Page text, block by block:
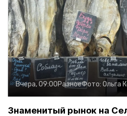
Вчера, 09:00РазноеФото: Ольга
Знаменитый рынок на